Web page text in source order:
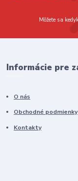
Môžete sa
Informácie pre
O nás
Obchodné podmienky
Kontakty